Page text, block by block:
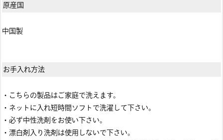
原産国
中国製
お手入れ方法
・こちらの製品はご家庭で洗えます。
・ネットに入れ短時間ソフトで洗濯して下さい。
・必ず中性洗剤をお使い下さい。
・漂白剤入り洗剤は使用しないで下さい。